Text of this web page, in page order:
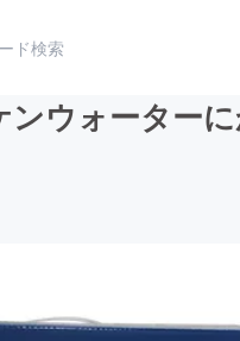
ンウォーター